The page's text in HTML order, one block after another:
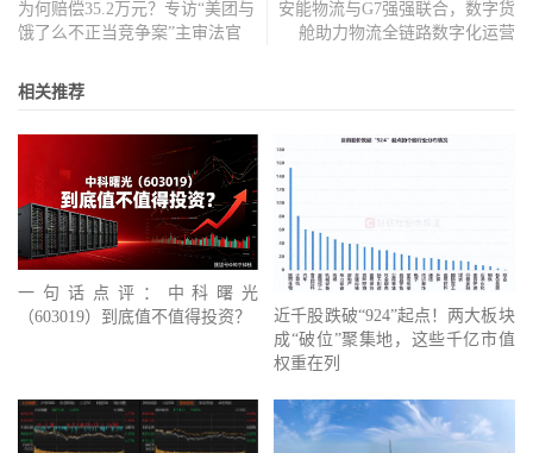
为何赔偿35.2万元？专访“美团与
饿了么不正当竞争案”主审法官
安能物流与G7强强联合，数字货
舱助力物流全链路数字化运营
相关推荐
一句话点评：中科曙光
（603019）到底值不值得投资？
近千股跌破“924”起点！两大板块
成“破位”聚集地，这些千亿市值
权重在列